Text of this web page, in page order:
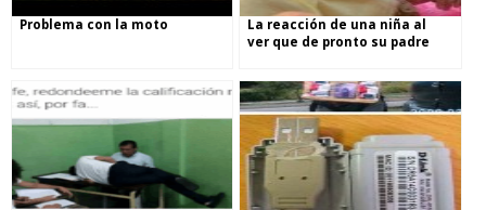
Problema con la moto
La reacción de una niña al
ver que de pronto su padre